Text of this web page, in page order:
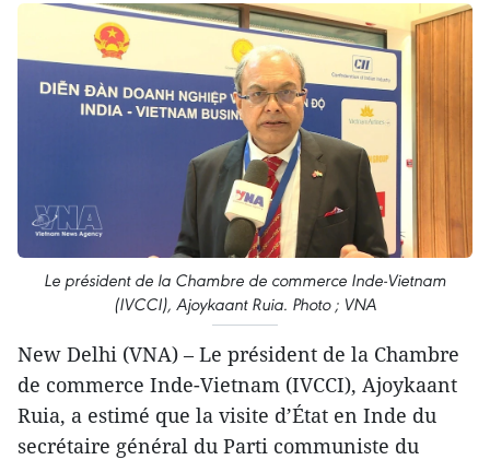
Le président de la Chambre de commerce Inde-Vietnam
(IVCCI), Ajoykaant Ruia. Photo ; VNA
New Delhi (VNA) – Le président de la Chambre
de commerce Inde-Vietnam (IVCCI), Ajoykaant
Ruia, a estimé que la visite d’État en Inde du
secrétaire général du Parti communiste du